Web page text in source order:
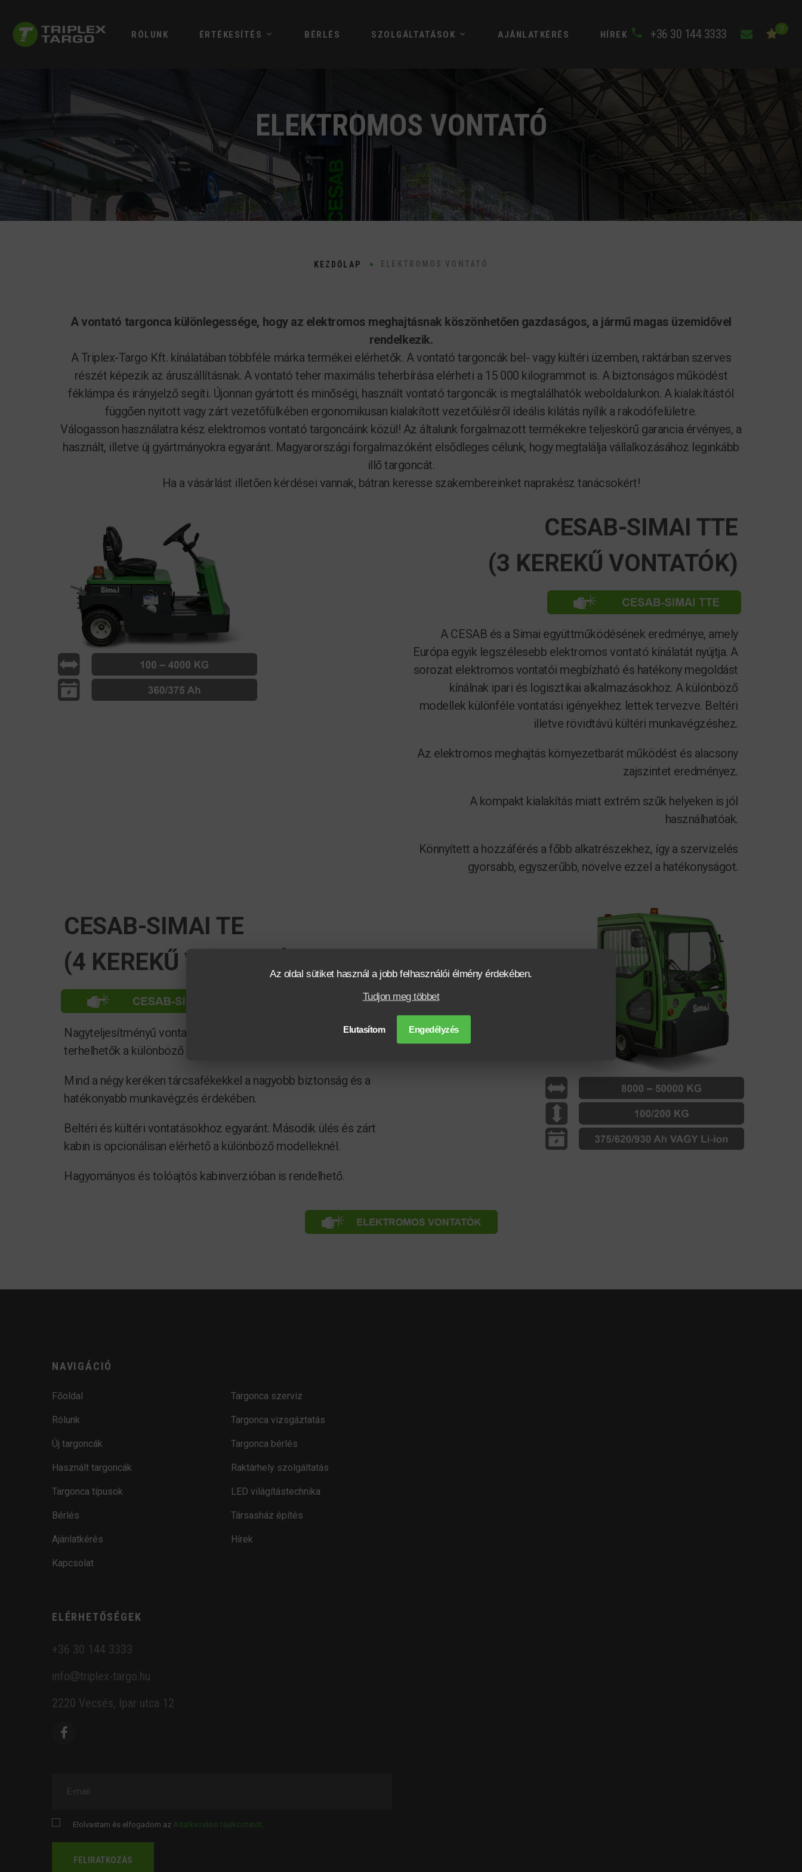
Az oldal sütiket használ a jobb felhasználói élmény érdekében.
Tudjon meg többet
Elutasítom Engedélyzés
RÓLUNK ÉRTÉKESÍTÉS BÉRLÉS SZOLGÁLTATÁSOK AJÁNLATKÉRÉS HÍREK +36 30 144 3333 0
ELEKTROMOS VONTATÓ
KEZDŐLAP ELEKTROMOS VONTATÓ
A vontató targonca különlegessége, hogy az elektromos meghajtásnak köszönhetően gazdaságos, a jármű magas üzemidővel
rendelkezik.
A Triplex-Targo Kft. kínálatában többféle márka termékei elérhetők. A vontató targoncák bel- vagy kültéri üzemben, raktárban szerves
részét képezik az áruszállításnak. A vontató teher maximális teherbírása elérheti a 15 000 kilogrammot is. A biztonságos működést
féklámpa és irányjelző segíti. Újonnan gyártott és minőségi, használt vontató targoncák is megtalálhatók weboldalunkon. A kialakítástól
függően nyitott vagy zárt vezetőfülkében ergonomikusan kialakított vezetőülésről ideális kilátás nyílik a rakodófelületre.
Válogasson használatra kész elektromos vontató targoncáink közül! Az általunk forgalmazott termékekre teljeskörű garancia érvényes, a
használt, illetve új gyártmányokra egyaránt. Magyarországi forgalmazóként elsődleges célunk, hogy megtalálja vállalkozásához leginkább
illő targoncát.
Ha a vásárlást illetően kérdései vannak, bátran keresse szakembereinket naprakész tanácsokért!
CESAB-SIMAI TTE
(3 KEREKŰ VONTATÓK)
A CESAB és a Simai együttműködésének eredménye, amely
Európa egyik legszélesebb elektromos vontató kínálatát nyújtja. ​ A
sorozat elektromos vontatói megbízható és hatékony megoldást
kínálnak ipari és logisztikai alkalmazásokhoz. A különböző
modellek különféle vontatási igényekhez lettek tervezve. Beltéri
illetve rövidtávú kültéri munkavégzéshez.
Az elektromos meghajtás környezetbarát működést és alacsony
zajszintet eredményez.
A kompakt kialakítás miatt extrém szűk helyeken is jól
használhatóak.
Könnyített a hozzáférés a főbb alkatrészekhez, így a szervizelés
gyorsabb, egyszerűbb, növelve ezzel a hatékonyságot.
CESAB-SIMAI TE
(4 KEREKŰ VONTATÓK)
Nagyteljesítményű vontatók, 8 tonnától akár 50 tonnáig
terhelhetők a különböző verziók.
Mind a négy keréken tárcsafékekkel a nagyobb biztonság és a
hatékonyabb munkavégzés érdekében.
Beltéri és kültéri vontatásokhoz egyaránt. Második ülés és zárt
kabin is opcionálisan elérhető a különböző modelleknél.
Hagyományos és tolóajtós kabinverzióban is rendelhető.
NAVIGÁCIÓ
Főoldal
Rólunk
Új targoncák
Használt targoncák
Targonca típusok
Bérlés
Ajánlatkérés
Kapcsolat
Targonca szerviz
Targonca vizsgáztatás
Targonca bérlés
Raktárhely szolgáltatás
LED világítástechnika
Társasház építés
Hírek
ELÉRHETŐSÉGEK
+36 30 144 3333
info
triplex-targo.hu
2220 Vecsés, Ipar utca 12
E-mail
Elolvastam és elfogadom az Adatkezelési tájékoztatót.
FELIRATKOZÁS